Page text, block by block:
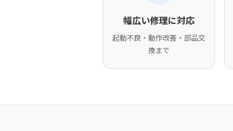
幅広い修理に対応
起動不良・動作改善・部品交
換まで